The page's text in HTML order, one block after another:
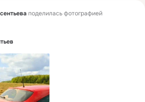
поделилась фотографией